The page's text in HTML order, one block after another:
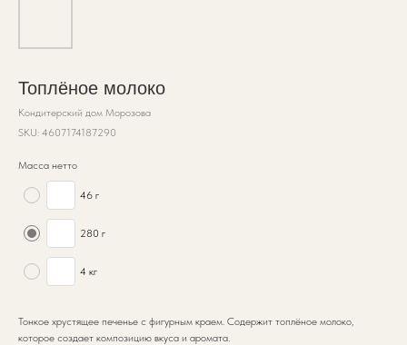
Топлёное молоко
Кондитерский дом Морозова
SKU: 4607174187290
Масса нетто
46 г
280 г
4 кг
Тонкое хрустящее печенье с фигурным краем. Содержит топлёное молоко,
которое создает композицию вкуса и аромата.